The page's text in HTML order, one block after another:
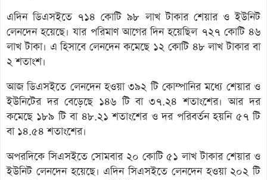
এদিন ডিএসইতে ৭১৪ কোটি ৯৮ লাখ টাকার শেয়ার ও ইউনিট
লেনদেন হয়েছে। যার পরিমাণ আগের দিন হয়েছিল ৭২৭ কোটি ৪৬
লাখ টাকা। এ হিসাবে লেনদেন কমেছে ১২ কোটি ৪৮ লাখ টাকার বা
২ শতাংশ।
আজ ডিএসইতে লেনদেন হওয়া ৩৯২ টি কোম্পানির মধ্যে শেয়ার ও
ইউনিটের দর বেড়েছে ১৪৬ টি বা ৩৭.২৪ শতাংশের। আর দর
কমেছে ১৮৯ টি বা ৪৮.২১ শতাংশের ও দর পরিবর্তন হয়নি ৫৭ টি
বা ১৪.৫৪ শতাংশের।
অপরদিকে সিএসইতে সোমবার ২০ কোটি ৫১ লাখ টাকার শেয়ার ও
ইউনিট লেনদেন হয়েছে। এদিন সিএসইতে লেনদেন হওয়া ২০২ টি